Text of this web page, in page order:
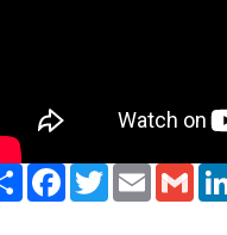
Paylaş FacebookTwitter Email Gmail